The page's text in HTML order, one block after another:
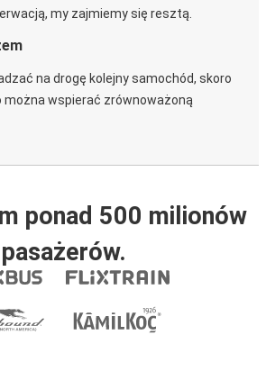
my zajmiemy się resztą.
na drogę kolejny samochód, skoro
wspierać zrównoważoną
ponad 500 milionów
pasażerów.